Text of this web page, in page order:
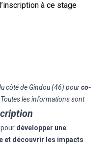
à ce stage
côté de Gindou (46) pourco-
. Toutes les informations sont
développer une
et découvrir les impacts